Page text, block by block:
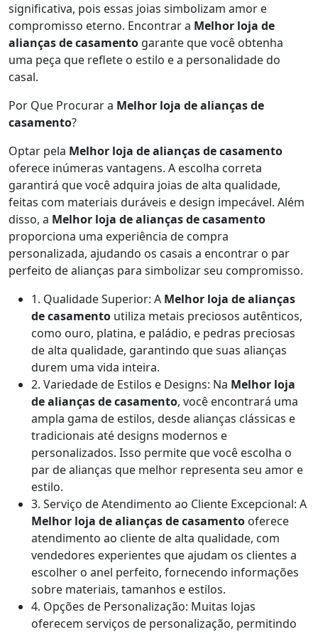
significativa, pois essas joias simbolizam amor e
compromisso eterno. Encontrar a Melhor loja de
alianças de casamento garante que você obtenha
uma peça que reflete o estilo e a personalidade do
casal.
Por Que Procurar a Melhor loja de alianças de
casamento?
Optar pela Melhor loja de alianças de casamento
oferece inúmeras vantagens. A escolha correta
garantirá que você adquira joias de alta qualidade,
feitas com materiais duráveis e design impecável. Além
disso, a Melhor loja de alianças de casamento
proporciona uma experiência de compra
personalizada, ajudando os casais a encontrar o par
perfeito de alianças para simbolizar seu compromisso.
1. Qualidade Superior: A Melhor loja de alianças
de casamento utiliza metais preciosos autênticos,
como ouro, platina, e paládio, e pedras preciosas
de alta qualidade, garantindo que suas alianças
durem uma vida inteira.
2. Variedade de Estilos e Designs: Na Melhor loja
de alianças de casamento, você encontrará uma
ampla gama de estilos, desde alianças clássicas e
tradicionais até designs modernos e
personalizados. Isso permite que você escolha o
par de alianças que melhor representa seu amor e
estilo.
3. Serviço de Atendimento ao Cliente Excepcional: A
Melhor loja de alianças de casamento oferece
atendimento ao cliente de alta qualidade, com
vendedores experientes que ajudam os clientes a
escolher o anel perfeito, fornecendo informações
sobre materiais, tamanhos e estilos.
4. Opções de Personalização: Muitas lojas
oferecem serviços de personalização, permitindo